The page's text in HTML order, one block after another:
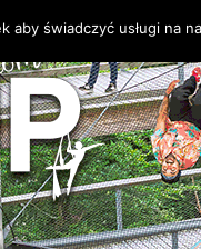
aby świadczyć usługi na